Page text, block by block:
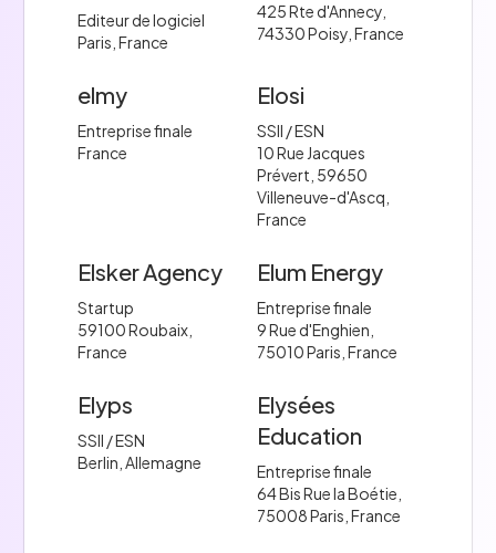
Editeur de logiciel
Paris, France
425 Rte d'Annecy,
74330 Poisy, France
elmy
Entreprise finale
France
Elosi
SSII / ESN
10 Rue Jacques
Prévert, 59650
Villeneuve-d'Ascq,
France
Elsker Agency
Startup
59100 Roubaix,
France
Elum Energy
Entreprise finale
9 Rue d'Enghien,
75010 Paris, France
Elyps
SSII / ESN
Berlin, Allemagne
Elysées
Education
Entreprise finale
64 Bis Rue la Boétie,
75008 Paris, France